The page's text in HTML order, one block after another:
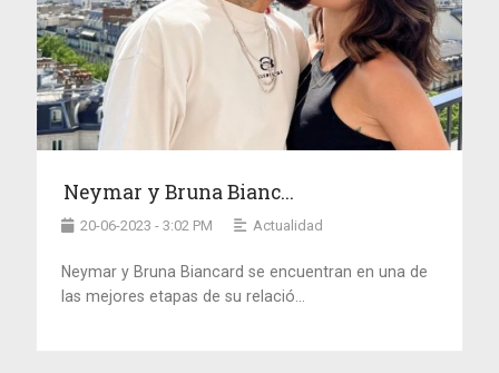
Neymar y Bruna Bianc...
20-06-2023 - 3:02 PM Actualidad
Neymar y Bruna Biancard se encuentran en una de
las mejores etapas de su relació...